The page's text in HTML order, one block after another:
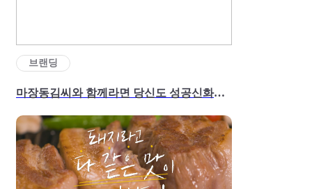
브랜딩
마장동김씨와 함께라면 당신도 성공신화의 주인공!